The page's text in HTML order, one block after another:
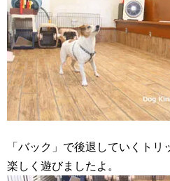
「バック」で後退していくトリ
楽しく遊びましたよ。